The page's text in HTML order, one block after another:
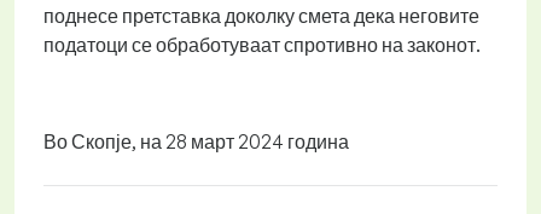
поднесе претставка доколку смета дека неговите
податоци се обработуваат спротивно на законот.
Во Скопје, на 28 март 2024 година